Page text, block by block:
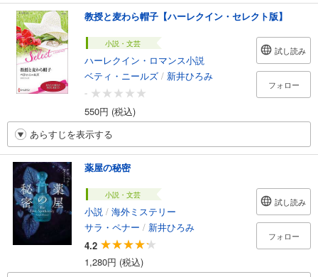
教授と麦わら帽子【ハーレクイン・セレクト版】
小説・文芸
ハーレクイン・ロマンス小説
ベティ・ニールズ / 新井ひろみ
-
550円 (税込)
試し読み
フォロー
あらすじを表示する
薬屋の秘密
小説・文芸
小説 / 海外ミステリー
サラ・ペナー / 新井ひろみ
4.2
1,280円 (税込)
試し読み
フォロー